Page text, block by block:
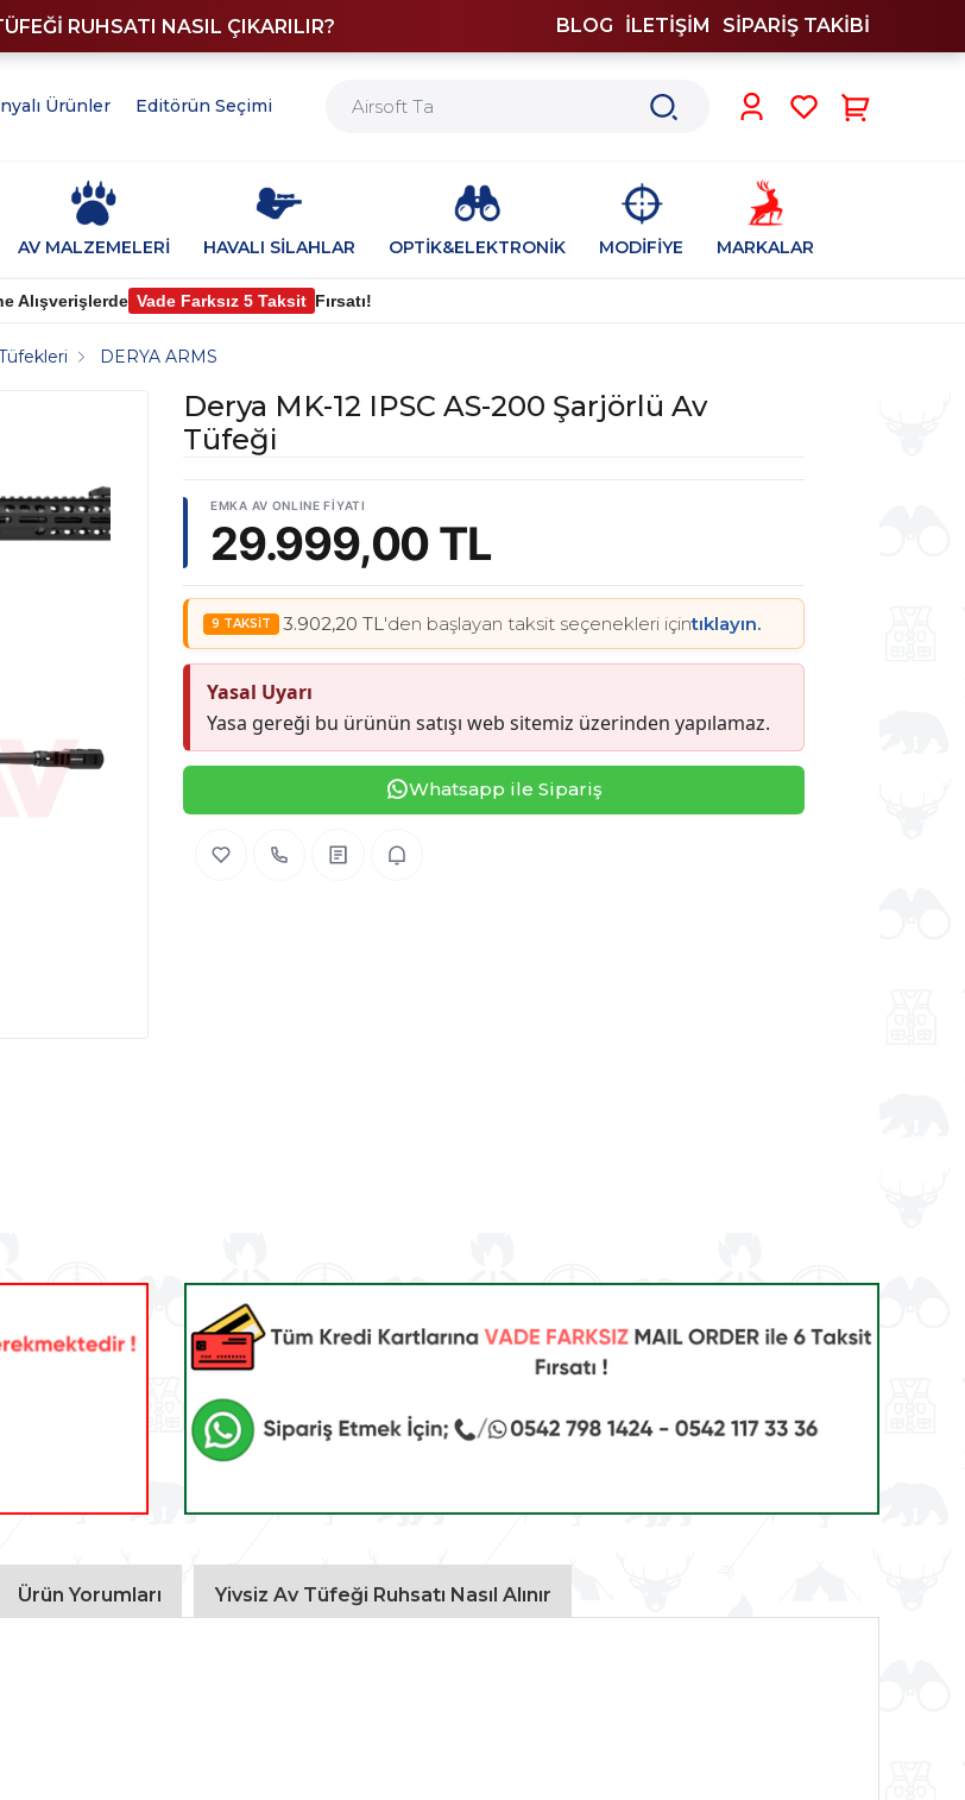
RUHSATI NASIL ÇIKARILIR? BLOG İLETİŞİM SİPARİŞ TAKİBİ
Ürünler Editörün Seçimi
AV MALZEMELERİ HAVALI SİLAHLAR OPTİK&ELEKTRONİK MODİFİYE MARKALAR
Alışverişlerde Vade Farksız 5 Taksit Fırsatı!
DERYA ARMS
Derya MK-12 IPSC AS-200 Şarjörlü Av
Tüfeği
29.999,00 TL
3.902,20 TL'den başlayan taksit seçenekleri içintıklayın.
Yasal Uyarı
Yasa gereği bu ürünün satışı web sitemiz üzerinden yapılamaz.
Whatsapp ile Sipariş
Ürün Yorumları Yivsiz Av Tüfeği Ruhsatı Nasıl Alınır